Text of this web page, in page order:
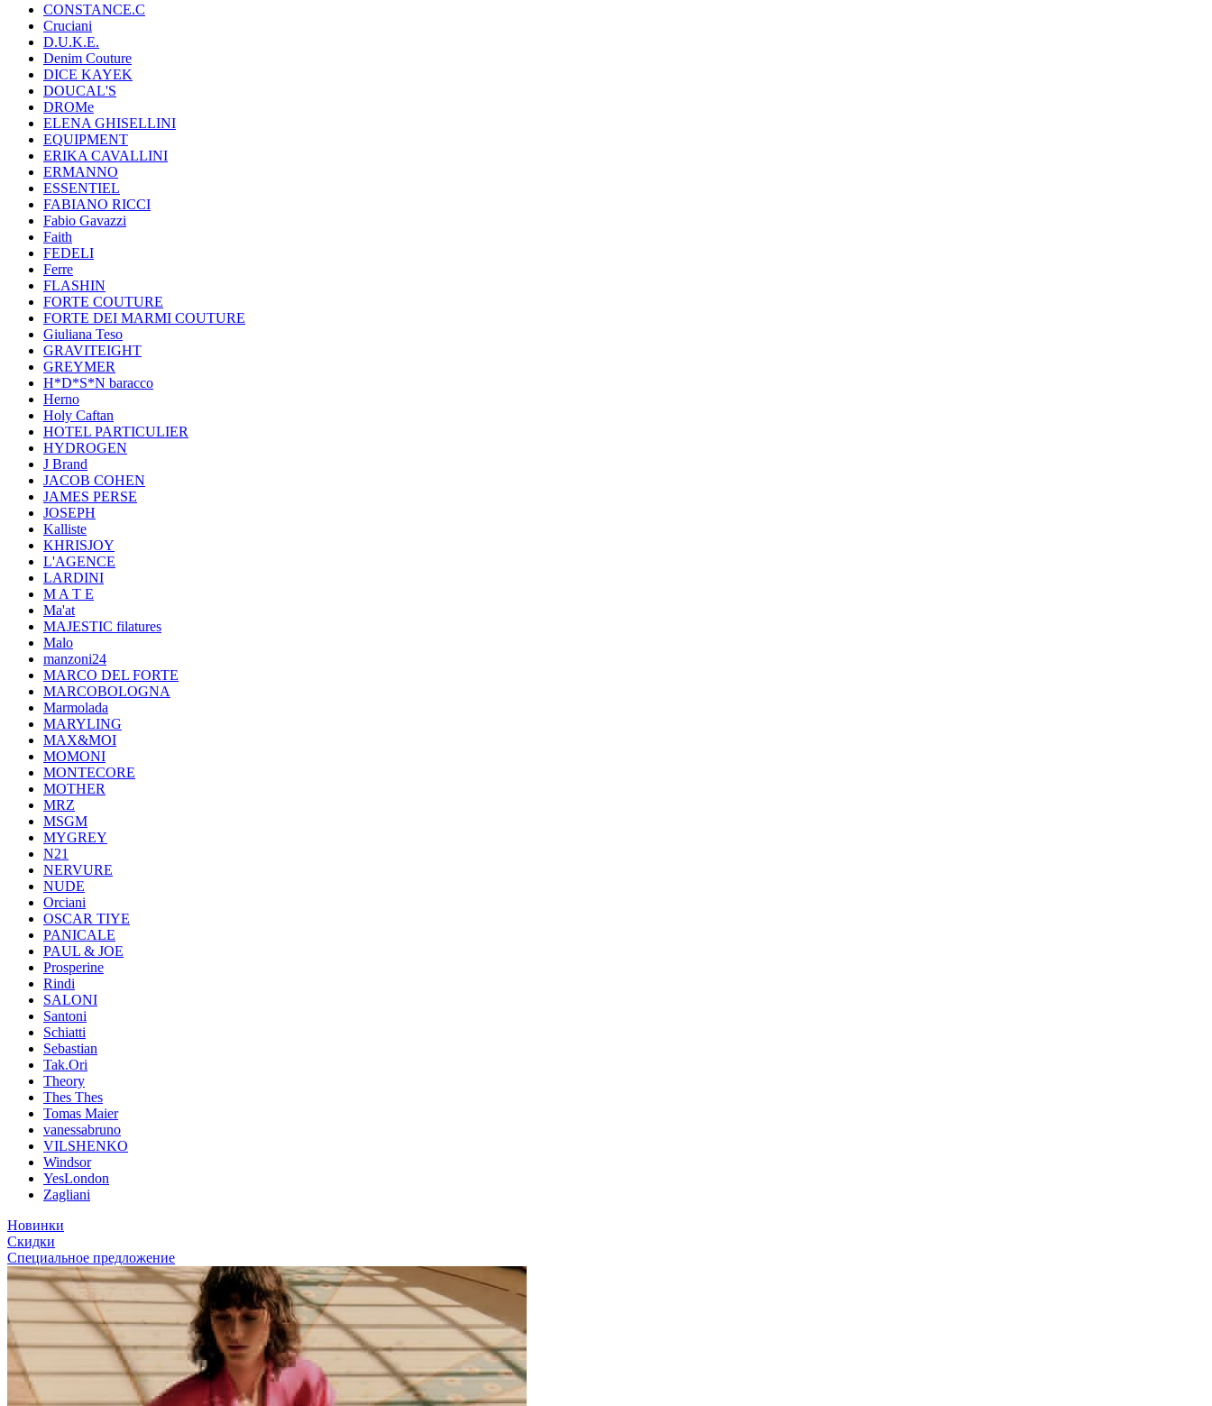
CONSTANCE.C
Cruciani
D.U.K.E.
Denim Couture
DICE KAYEK
DOUCAL'S
DROMe
ELENA GHISELLINI
EQUIPMENT
ERIKA CAVALLINI
ERMANNO
ESSENTIEL
FABIANO RICCI
Fabio Gavazzi
Faith
FEDELI
Ferre
FLASHIN
FORTE COUTURE
FORTE DEI MARMI COUTURE
Giuliana Teso
GRAVITEIGHT
GREYMER
H*D*S*N baracco
Herno
Holy Caftan
HOTEL PARTICULIER
HYDROGEN
J Brand
JACOB COHEN
JAMES PERSE
JOSEPH
Kalliste
KHRISJOY
L'AGENCE
LARDINI
M A T E
Ma'at
MAJESTIC filatures
Malo
manzoni24
MARCO DEL FORTE
MARCOBOLOGNA
Marmolada
MARYLING
MAX&MOI
MOMONI
MONTECORE
MOTHER
MRZ
MSGM
MYGREY
N21
NERVURE
NUDE
Orciani
OSCAR TIYE
PANICALE
PAUL & JOE
Prosperine
Rindi
SALONI
Santoni
Schiatti
Sebastian
Tak.Ori
Theory
Thes Thes
Tomas Maier
vanessabruno
VILSHENKO
Windsor
YesLondon
Zagliani
Новинки
Скидки
Специальное предложение